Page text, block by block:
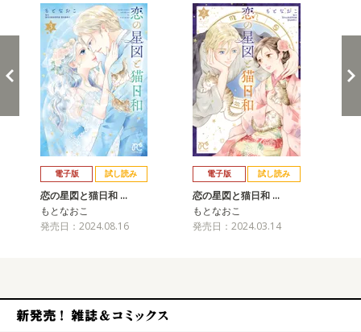
電子版 試し読み
恋の星図と猫日和 …
もとなおこ
発売日：2024.08.16
電子版 試し読み
恋の星図と猫日和 …
もとなおこ
発売日：2024.03.14